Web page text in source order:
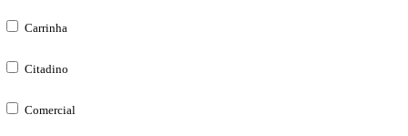
Carrinha
Citadino
Comercial